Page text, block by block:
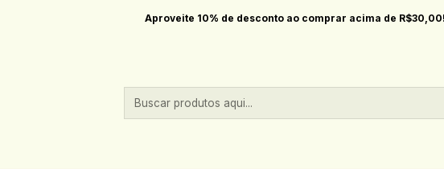
Aproveite 10% de desconto ao comprar acima de R$30,00!
Início Arquivos de corte Arquivo de Corte Boneca
Arquivo de